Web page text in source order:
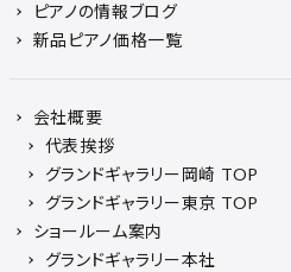
ピアノの情報ブログ
新品ピアノ価格一覧
会社概要
代表挨拶
グランドギャラリー岡崎 TOP
グランドギャラリー東京 TOP
ショールーム案内
グランドギャラリー本社